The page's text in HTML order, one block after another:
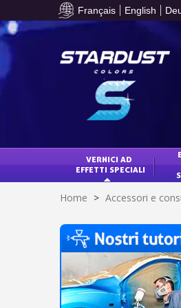
Français English
VERNICI AD
EFFETTI SPECIALI
Home > Accessori e